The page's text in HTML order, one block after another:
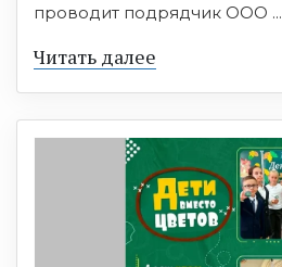
проводит подрядчик ООО ...
Читать далее